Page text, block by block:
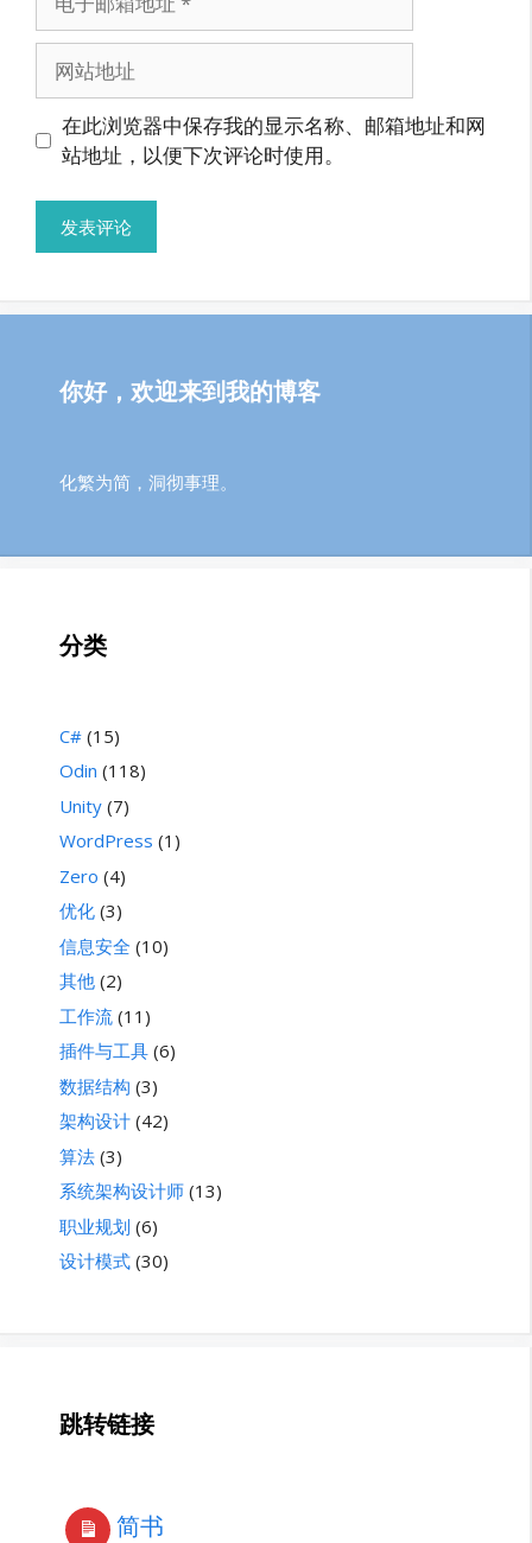
邮
地
址
址
在此浏览器中保存我的显示名称、邮箱地址和网
站地址，以便下次评论时使用。
你好，欢迎来到我的博客
化繁为简，洞彻事理。
分类
C# (15)
Odin (118)
Unity (7)
WordPress (1)
Zero (4)
优化 (3)
信息安全 (10)
其他 (2)
工作流 (11)
插件与工具 (6)
数据结构 (3)
架构设计 (42)
算法 (3)
系统架构设计师 (13)
职业规划 (6)
设计模式 (30)
跳转链接
简书